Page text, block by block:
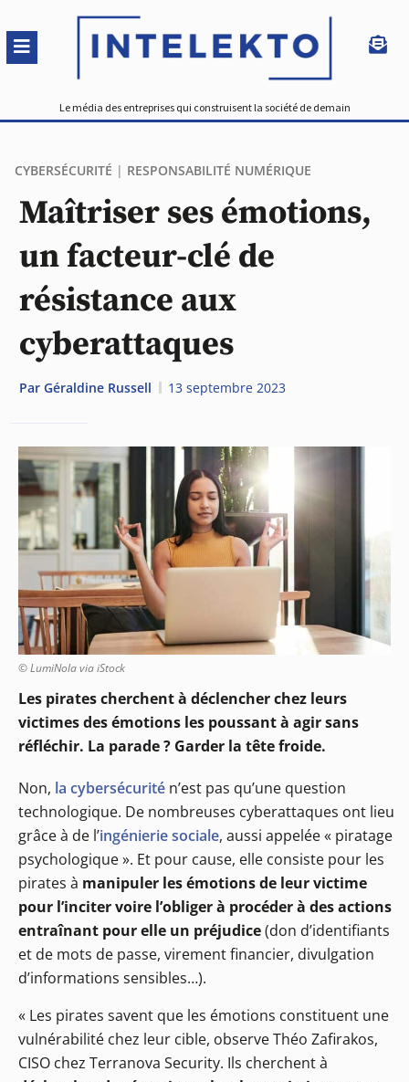
Le média des entreprises qui construisent la société de demain
CYBERSÉCURITÉ | RESPONSABILITÉ NUMÉRIQUE
Maîtriser ses émotions,
un facteur-clé de
résistance aux
cyberattaques
Par Géraldine Russell 13 septembre 2023
© LumiNola via iStock
Les pirates cherchent à déclencher chez leurs
victimes des émotions les poussant à agir sans
réfléchir. La parade ? Garder la tête froide.
Non, la cybersécurité n’est pas qu’une question
technologique. De nombreuses cyberattaques ont lieu
grâce à de l’ingénierie sociale, aussi appelée « piratage
psychologique ». Et pour cause, elle consiste pour les
pirates à manipuler les émotions de leur victime
pour l’inciter voire l’obliger à procéder à des actions
entraînant pour elle un préjudice(don d’identifiants
et de mots de passe, virement financier, divulgation
d’informations sensibles…).
« Les pirates savent que les émotions constituent une
vulnérabilité chez leur cible, observe Théo Zafirakos,
CISO chez Terranova Security. Ils cherchent à